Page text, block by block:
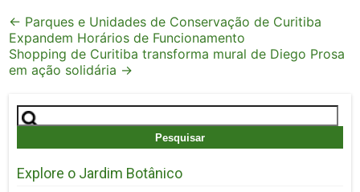
Post
navigation
← Parques e Unidades de Conservação de Curitiba
Expandem Horários de Funcionamento
Shopping de Curitiba transforma mural de Diego Prosa
em ação solidária →
Pesquisar
por:
Explore o Jardim Botânico